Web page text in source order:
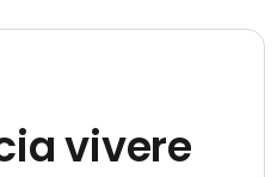
vivere